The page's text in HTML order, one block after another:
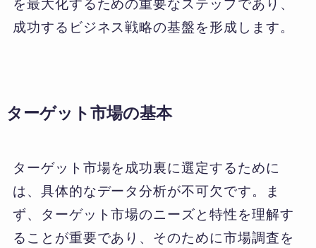
を最大化するための重要なステップであり、
成功するビジネス戦略の基盤を形成します。
ターゲット市場の基本
ターゲット市場を成功裏に選定するために
は、具体的なデータ分析が不可欠です。ま
ず、ターゲット市場のニーズと特性を理解す
ることが重要であり、そのために市場調査を